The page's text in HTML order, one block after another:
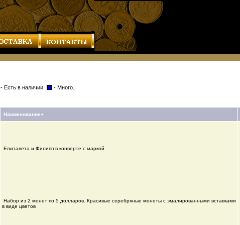
- Есть в наличии. - Много.
Наименование+
Елизавета и Филипп в конверте с маркой
Набор из 2 монет по 5 долларов. Красивые серебряные монеты с эмалированными вставками
в виде цветов